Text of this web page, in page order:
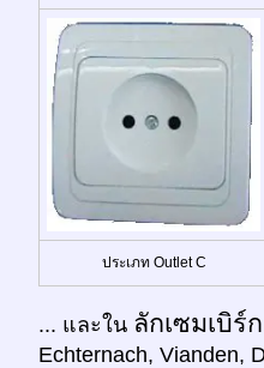
ประเภท Outlet C
... และใน ลักเซมเบิร์ก
Echternach, Vianden,